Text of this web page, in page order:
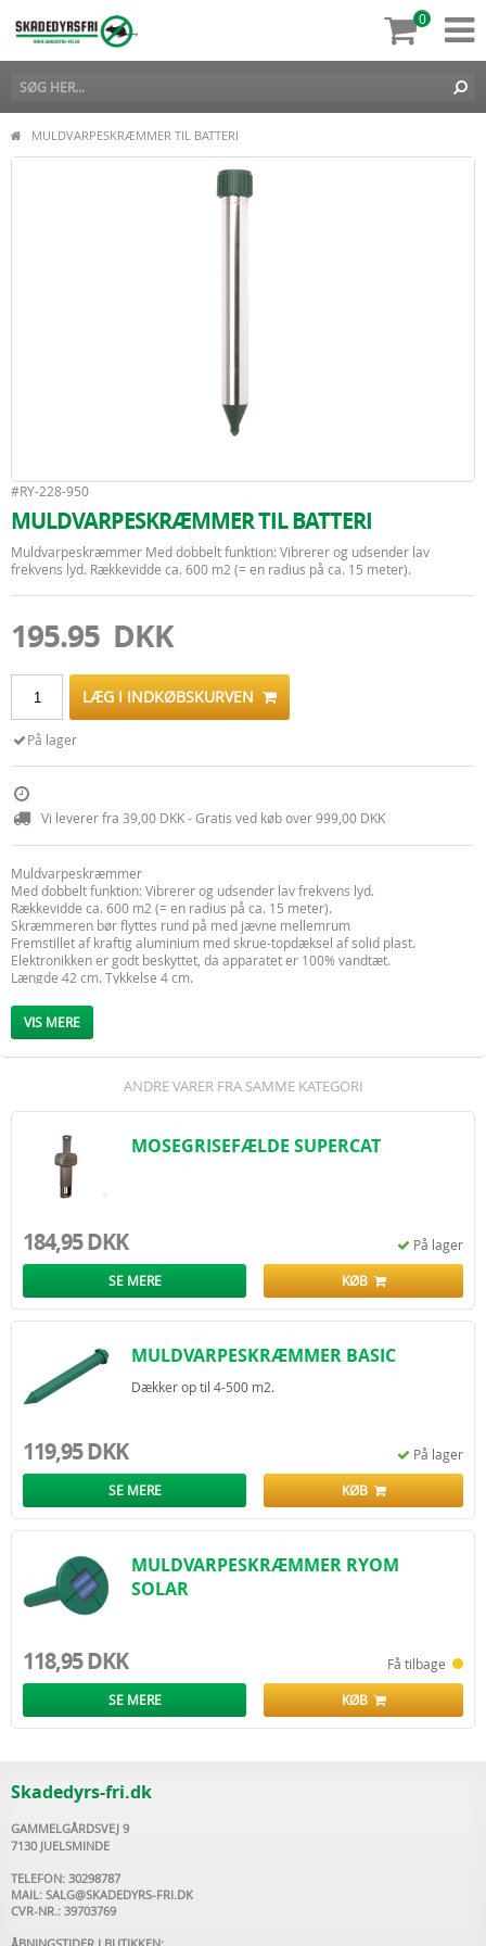
0
MULDVARPESKRÆMMER TIL BATTERI
#RY-228-950
MULDVARPESKRÆMMER TIL BATTERI
Muldvarpeskræmmer Med dobbelt funktion: Vibrerer og udsender lav
frekvens lyd. Rækkevidde ca. 600 m2 (= en radius på ca. 15 meter).
195.95 DKK
LÆG I INDKØBSKURVEN
På lager
Vi leverer fra 39,00 DKK - Gratis ved køb over 999,00 DKK
Muldvarpeskræmmer
Med dobbelt funktion: Vibrerer og udsender lav frekvens lyd.
Rækkevidde ca. 600 m2 (= en radius på ca. 15 meter).
Skræmmeren bør flyttes rund på med jævne mellemrum
Fremstillet af kraftig aluminium med skrue-topdæksel af solid plast.
Elektronikken er godt beskyttet, da apparatet er 100% vandtæt.
Længde 42 cm. Tykkelse 4 cm.
Leveres uden batterier.
Der kan gå op til 2-3 uger før man oplever virkningen af skræmmeren.
VIS MERE
ANDRE VARER FRA SAMME KATEGORI
MOSEGRISEFÆLDE SUPERCAT
184,95 DKK På lager
SE MERE KØB
MULDVARPESKRÆMMER BASIC
Dækker op til 4-500 m2.
119,95 DKK På lager
SE MERE KØB
MULDVARPESKRÆMMER RYOM
SOLAR
118,95 DKK Få tilbage
SE MERE KØB
Skadedyrs-fri.dk
GAMMELGÅRDSVEJ 9
7130 JUELSMINDE
TELEFON: 30298787
MAIL: SALG@SKADEDYRS-FRI.DK
CVR-NR.: 39703769